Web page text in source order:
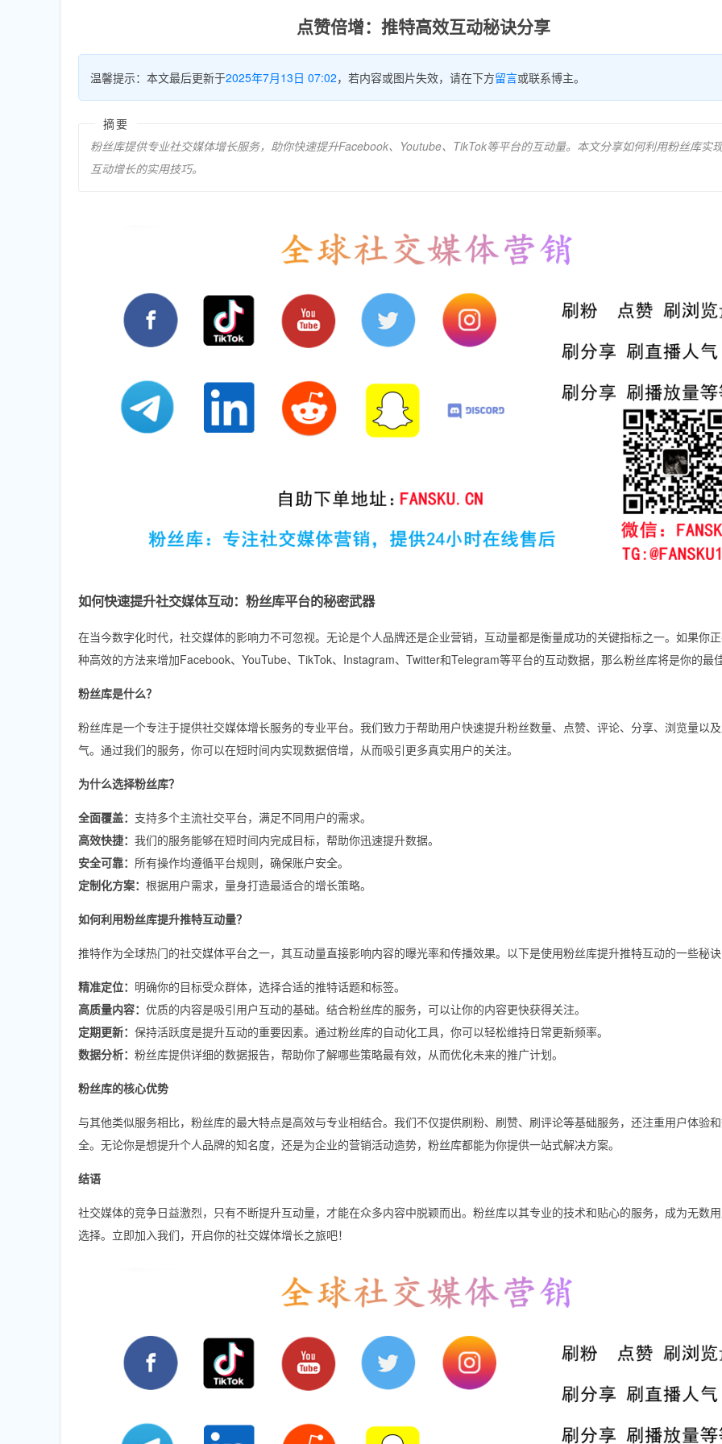
点赞倍增：推特高效互动秘诀分享
温馨提示：本文最后更新于2025年7月13日 07:02，若内容或图片失效，请在下方留言或联系博主。
摘要
粉丝库提供专业社交媒体增长服务，助你快速提升Facebook、Youtube、TikTok等平台的互动量。本文分享如何利用粉丝库实
互动增长的实用技巧。
如何快速提升社交媒体互动：粉丝库平台的秘密武器
在当今数字化时代，社交媒体的影响力不可忽视。无论是个人品牌还是企业营销，互动量都是衡量成功的关键指标之一。如果你
种高效的方法来增加Facebook、YouTube、TikTok、Instagram、Twitter和Telegram等平台的互动数据，那么粉丝库将是你的最佳
粉丝库是什么？
粉丝库是一个专注于提供社交媒体增长服务的专业平台。我们致力于帮助用户快速提升粉丝数量、点赞、评论、分享、浏览量以
气。通过我们的服务，你可以在短时间内实现数据倍增，从而吸引更多真实用户的关注。
为什么选择粉丝库？
全面覆盖： 支持多个主流社交平台，满足不同用户的需求。
高效快捷： 我们的服务能够在短时间内完成目标，帮助你迅速提升数据。
安全可靠： 所有操作均遵循平台规则，确保账户安全。
定制化方案： 根据用户需求，量身打造最适合的增长策略。
如何利用粉丝库提升推特互动量？
推特作为全球热门的社交媒体平台之一，其互动量直接影响内容的曝光率和传播效果。以下是使用粉丝库提升推特互动的一些秘诀
精准定位： 明确你的目标受众群体，选择合适的推特话题和标签。
高质量内容： 优质的内容是吸引用户互动的基础。结合粉丝库的服务，可以让你的内容更快获得关注。
定期更新： 保持活跃度是提升互动的重要因素。通过粉丝库的自动化工具，你可以轻松维持日常更新频率。
数据分析： 粉丝库提供详细的数据报告，帮助你了解哪些策略最有效，从而优化未来的推广计划。
粉丝库的核心优势
与其他类似服务相比，粉丝库的最大特点是高效与专业相结合。我们不仅提供刷粉、刷赞、刷评论等基础服务，还注重用户体验
全。无论你是想提升个人品牌的知名度，还是为企业的营销活动造势，粉丝库都能为你提供一站式解决方案。
结语
社交媒体的竞争日益激烈，只有不断提升互动量，才能在众多内容中脱颖而出。粉丝库以其专业的技术和贴心的服务，成为无数
选择。立即加入我们，开启你的社交媒体增长之旅吧！